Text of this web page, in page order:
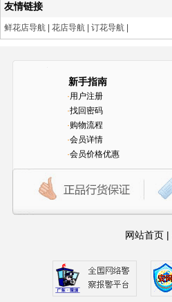
友情链接
鲜花店导航 花店导航 订花导航
新手指南
·用户注册
·找回密码
·购物流程
·会员详情
·会员价格优惠
网站首页 |